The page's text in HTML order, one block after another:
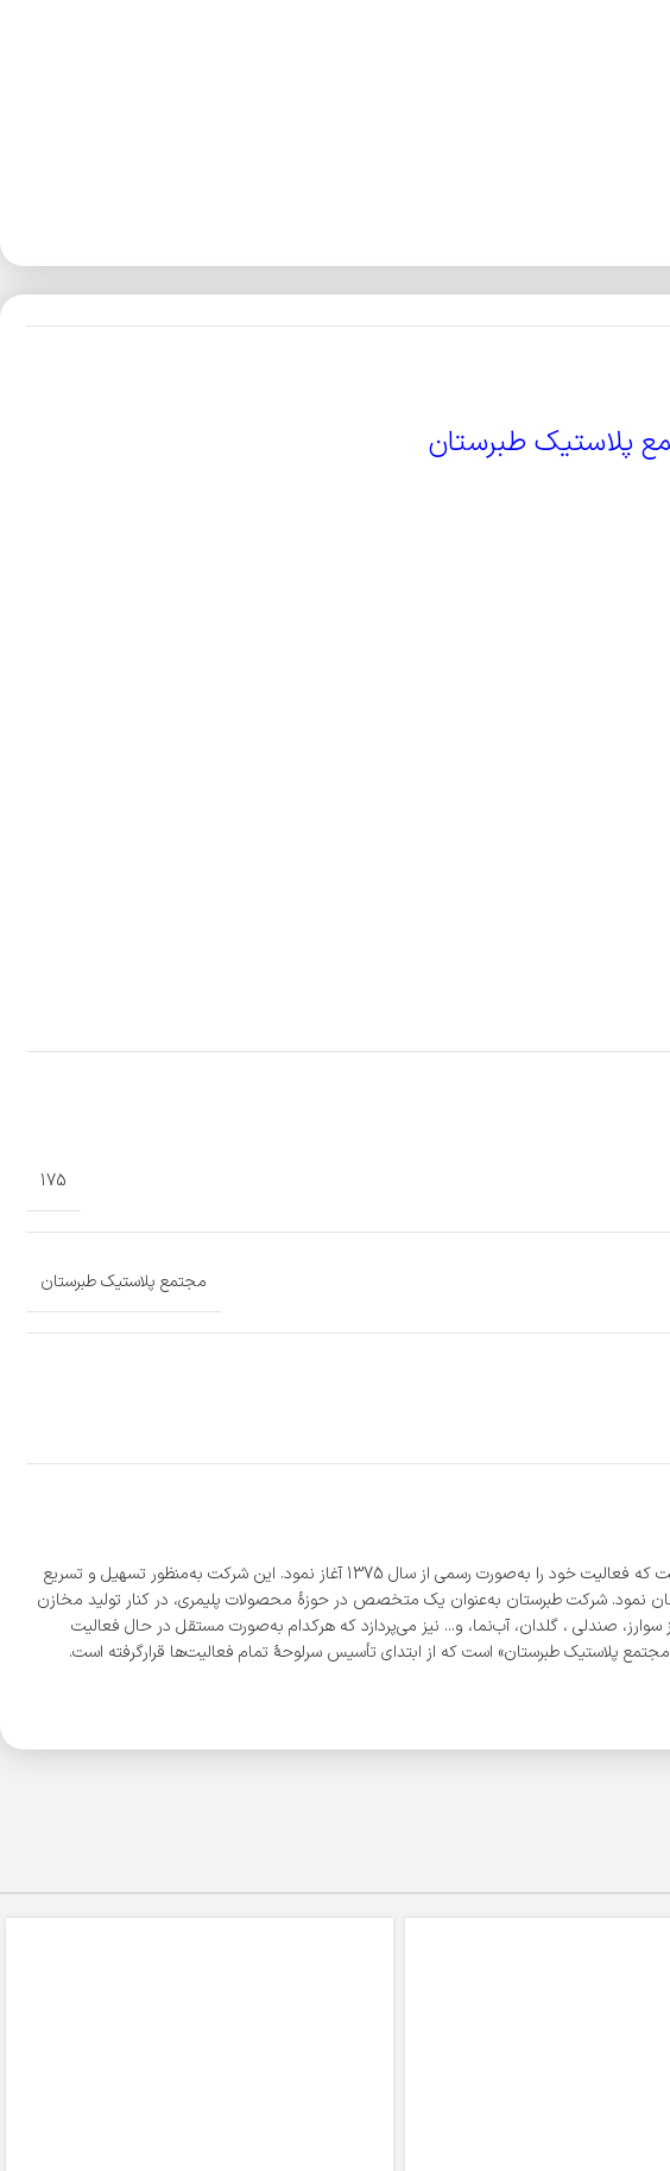
پلاستیک طبرستان
175
مجتمع پلاستیک طبرستان
شرکت «مجتمع پلاستیک طبرستان» با بیش از 300 نمایندگی فعال، بزرگ‌ترین تولیدکننده مخازن پلی‌اتیلن به روش روتومولدینگ در ایران است که فعالیت خود را به‌صورت رسمی از سال 1375 آغاز نمود. این شرکت به‌منظور تسهیل و تسریع
به راه‌اندازی 2 شعبۀ تولیدی دیگر در شهرهای شیراز و اصفهان نمود. شرکت طبرستان به‌عنوان یک متخصص در حوزۀ محصولات پلیمری، در کنار تولید مخازن
صندلی ، گلدان، آب‌نما، و... نیز می‌پردازد که هرکدام به‌صورت مستقل در حال فعالیت
پلاستیک طبرستان» است که از ابتدای تأسیس سرلوحۀ تمام فعالیت‌ها قرارگرفته است.